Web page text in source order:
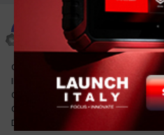
trenato
Inviato11 Giugno 2015
CAMBIATO MOTORE PROVATA IN
IN STRADA DOPO UN PAIO D'ORE
CENTRALINA P 1462 VALVOLA EGR
CONTROLLATO TUTTO ERRORE
DIRMI QUALCOSA GRAZIE